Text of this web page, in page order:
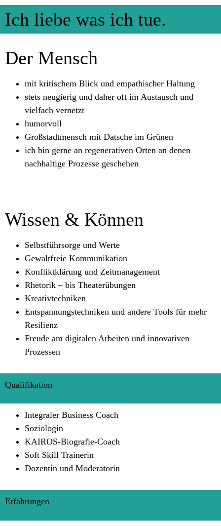
Ich liebe was ich tue.
Der Mensch
mit kritischem Blick und empathischer Haltung
stets neugierig und daher oft im Austausch und
vielfach vernetzt
humorvoll
Großstadtmensch mit Datsche im Grünen
ich bin gerne an regenerativen Orten an denen
nachhaltige Prozesse geschehen
Wissen & Können
Selbstführsorge und Werte
Gewaltfreie Kommunikation
Konfliktklärung und Zeitmanagement
Rhetorik – bis Theaterübungen
Kreativtechniken
Entspannungstechniken und andere Tools für mehr
Resilienz
Freude am digitalen Arbeiten und innovativen
Prozessen
Qualifikation
Integraler Business Coach
Soziologin
KAIROS-Biografie-Coach
Soft Skill Trainerin
Dozentin und Moderatorin
Erfahrungen